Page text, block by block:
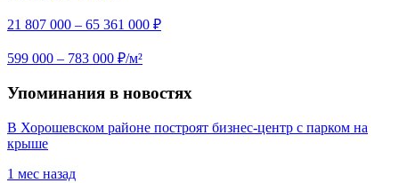
21 807 000 – 65 361 000 ₽
599 000 – 783 000 ₽/м²
Упоминания в новостях
В Хорошевском районе построят бизнес-центр с парком на
крыше
1 мес назад